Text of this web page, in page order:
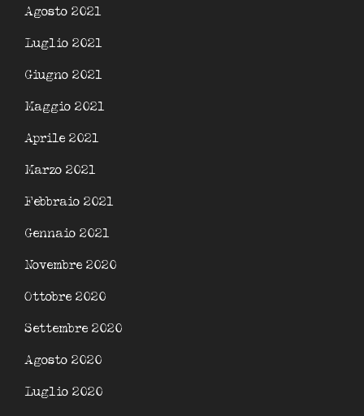
Agosto 2021
Luglio 2021
Giugno 2021
Maggio 2021
Aprile 2021
Marzo 2021
Febbraio 2021
Gennaio 2021
Novembre 2020
Ottobre 2020
Settembre 2020
Agosto 2020
Luglio 2020